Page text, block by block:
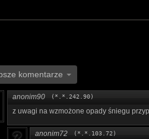
komentarze
anonim90 (*.*.242.90)
z uwagi na wzmożone opady śniegu
anonim72 (*.*.103.72)